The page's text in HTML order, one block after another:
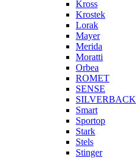
Kross
Krostek
Lorak
Mayer
Merida
Moratti
Orbea
ROMET
SENSE
SILVERBACK
Smart
Sportop
Stark
Stels
Stinger